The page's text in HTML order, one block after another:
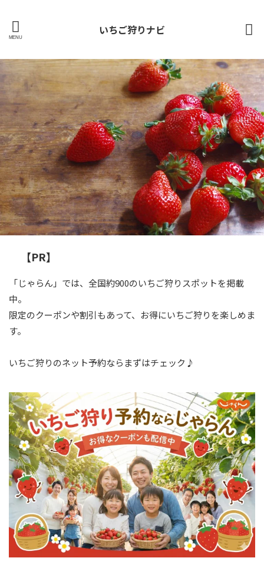
いちご狩りナビ
【PR】
「じゃらん」では、全国約900のいちご狩りスポットを掲載
中。
限定のクーポンや割引もあって、お得にいちご狩りを楽しめま
す。
いちご狩りのネット予約ならまずはチェック♪